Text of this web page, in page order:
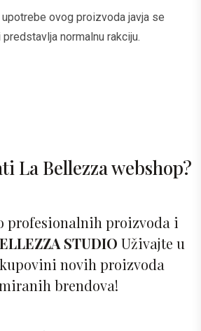
ovog proizvoda javja se
normalnu rakciju.
La Bellezza webshop?
profesionalnih proizvoda i
STUDIO Uživajte u
novih proizvoda
brendova!